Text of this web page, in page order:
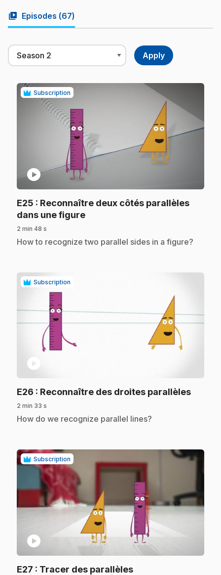
video_library Episodes (67)
Subscription
play_circle
E25 : Reconnaître deux côtés parallèles
dans une figure.
2 min 48 s
.How to recognize two parallel sides in a figure?
Subscription
play_circle
E26 : Reconnaître des droites parallèles.
2 min 33 s
.How do we recognize parallel lines?
Subscription
play_circle
E27 : Tracer des parallèles.